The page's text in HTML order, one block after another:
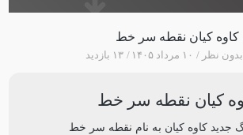
کاوه کیان نقطه سر خط
بدون نظر ۱۰ مرداد ۱۴۰۵ ۱۳ بازدید
کیان نقطه سر خط
جدید کاوه کیان به نام نقطه سر خط